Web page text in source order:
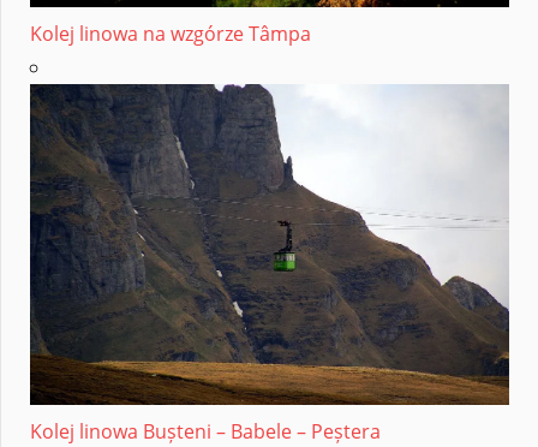
Kolej linowa na wzgórze Tâmpa
Kolej linowa Bușteni – Babele – Peștera